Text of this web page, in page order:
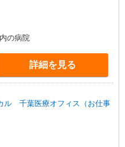
の病院
詳細を見る
ル 千葉医療オフィス（お仕事